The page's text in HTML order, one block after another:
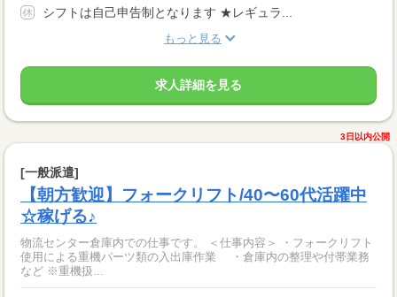
シフトは自己申告制となります ★レギュラ...
もっと見る
求人詳細を見る
3日以内公開
[一般派遣]
【朝方歓迎】フォークリフト/40〜60代活躍中
☆稼げる♪
物流センター倉庫内での仕事です。 ＜仕事内容＞ ・フォークリフト
使用による重機パーツ類の入出庫作業 ・倉庫内の整理や付帯業務
など ※重機扱...